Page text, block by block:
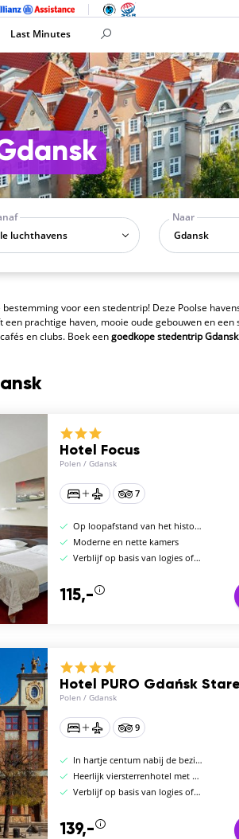
Last Minutes
Naar
Gdansk
voor een stedentrip! Deze Poolse
prachtige haven, mooie oude gebouwen en
en clubs. Boek eengoedkope stedentrip Gdansk
Hotel Focus
Polen / Gdansk
7
Op loopafstand van het historische centrum
Moderne en nette kamers
Verblijf op basis van logies of logies en ontbijt
115,-
Hotel PURO Gdańsk
Polen / Gdansk
9
In hartje centum nabij de bezienswaardigheden
Heerlijk viersterrenhotel met een prachtig uitzicht
Verblijf op basis van logies of logies en ontbijt
139,-